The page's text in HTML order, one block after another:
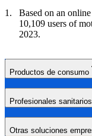
Based on an
10,109 users of
2023.
Productos de consumo
Profesionales sanitarios
Otras soluciones